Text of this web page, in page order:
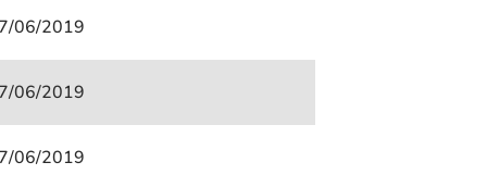
06/2019
06/2019
06/2019